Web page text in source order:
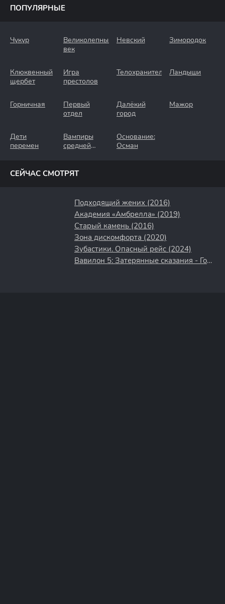
ПОПУЛЯРНЫЕ
Чукур
Великолепный
век
Невский Зимородок
Клюквенный
щербет
Игра
престолов
Телохранители Ландыши
Горничная
Первый
отдел
Далёкий
город
Мажор
Дети
перемен
Вампиры
средней
Основание:
Осман
СЕЙЧАС СМОТРЯТ
Подходящий жених (2016)
Академия «Амбрелла» (2019)
Старый камень (2016)
Зона дискомфорта (2020)
Зубастики. Опасный рейс (2024)
Вавилон 5: Затерянные сказания - Голоса во тьме (2007)